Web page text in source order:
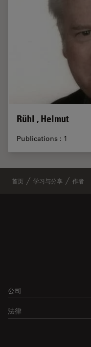
Rühl , Helmut
Publications : 1
首页 学习与分享 作者
公司
法律